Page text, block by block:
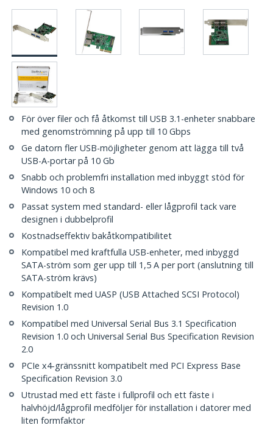
För över filer och få åtkomst till USB 3.1-enheter snabbare
med genomströmning på upp till 10 Gbps
Ge datorn fler USB-möjligheter genom att lägga till två
USB-A-portar på 10 Gb
Snabb och problemfri installation med inbyggt stöd för
Windows 10 och 8
Passat system med standard- eller lågprofil tack vare
designen i dubbelprofil
Kostnadseffektiv bakåtkompatibilitet
Kompatibel med kraftfulla USB-enheter, med inbyggd
SATA-ström som ger upp till 1,5 A per port (anslutning till
SATA-ström krävs)
Kompatibelt med UASP (USB Attached SCSI Protocol)
Revision 1.0
Kompatibel med Universal Serial Bus 3.1 Specification
Revision 1.0 och Universal Serial Bus Specification Revision
2.0
PCIe x4-gränssnitt kompatibelt med PCI Express Base
Specification Revision 3.0
Utrustad med ett fäste i fullprofil och ett fäste i
halvhöjd/lågprofil medföljer för installation i datorer med
liten formfaktor